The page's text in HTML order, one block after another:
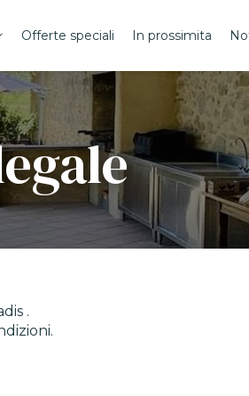
Offerte speciali In prossimita
.